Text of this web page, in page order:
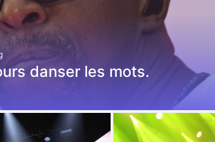
danser les mots.